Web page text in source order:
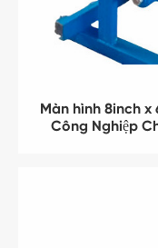
Màn hình 8inch x
Công Nghiệp